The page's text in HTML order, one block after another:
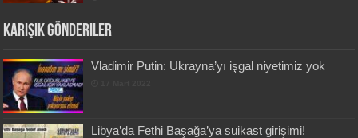
Karışık Gönderiler
Vladimir Putin: Ukrayna’yı işgal niyetimiz yok
Libya’da Fethi Başağa’ya suikast girişimi!